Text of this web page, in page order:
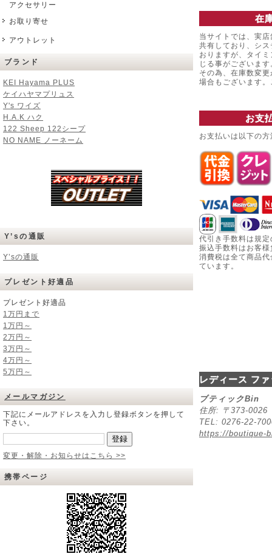
アクセサリー
お取り寄せ
アウトレット
ブランド
KEI Hayama PLUS
ケイハヤマプリュス
Y's ワイズ
H.A.K ハク
122 Sheep 122シープ
NO NAME ノーネーム
Y’sの通販
Y’sの通販
プレゼント好適品
プレゼント好適品
1万円まで
1万円～
2万円～
3万円～
4万円～
5万円～
メールマガジン
下記にメールアドレスを入力し登録ボタンを押して
下さい。
変更・解除・お知らせはこちら >>
携帯ページ
在
当サイトでは、実
共有しており、シ
おりますが、タイ
じる事がございます
その為、在庫数変
場合もございます
お支
お支払いは以下の
代引き手数料は規
振込手数料はお客
消費税は全て商品
ています。
レディース フ
ブティックBin
住所: 〒373-
TEL: 0276-22-
https://boutique-